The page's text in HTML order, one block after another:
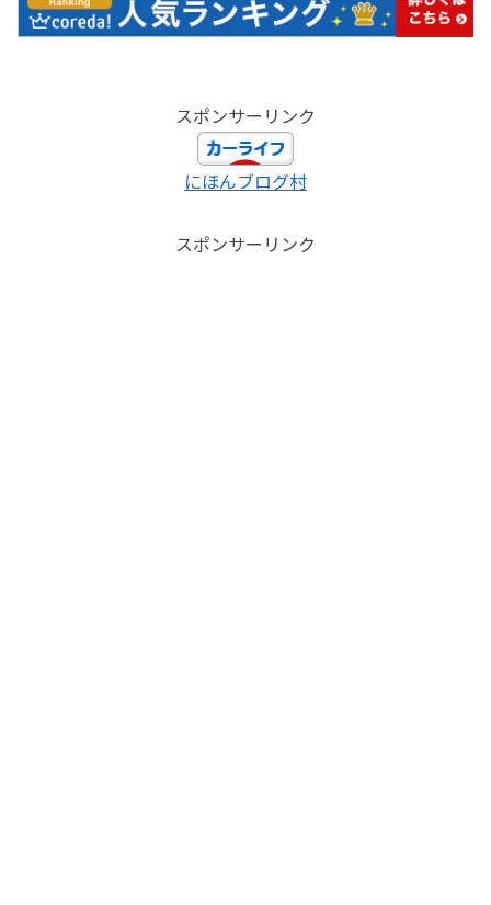
スポンサーリンク
にほんブログ村
スポンサーリンク